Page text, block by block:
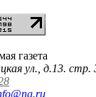
газета
ул., д.13. стр.